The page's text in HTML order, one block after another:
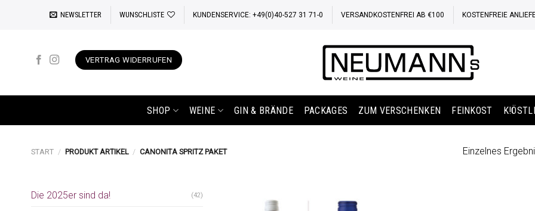
NEWSLETTER WUNSCHLISTE KUNDENSERVICE: +49(0)40-527 31 71-0 VERSANDKOSTENFREI AB €100 KOSTENFREIE
VERTRAG WIDERRUFEN
SHOP WEINE GIN & BRÄNDE PACKAGES ZUM VERSCHENKEN FEINKOST
START / PRODUKT ARTIKEL / CANONITA SPRITZ PAKET Einzelnes
Die 2025er sind da! (42)